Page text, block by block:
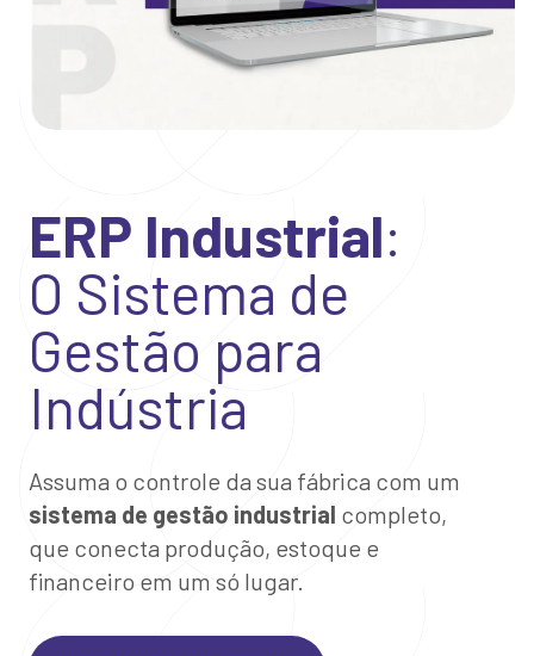
ERP Industrial:
O Sistema de
Gestão para
Indústria
Assuma o controle da sua fábrica com um
sistema de gestão industrial completo,
que conecta produção, estoque e
financeiro em um só lugar.